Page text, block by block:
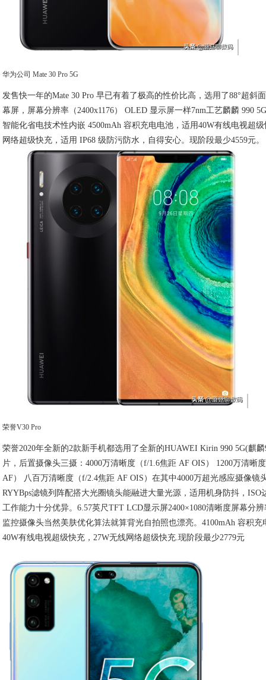
华为公司 Mate 30 Pro 5G
发售快一年的Mate 30 Pro 早已有着了极高的性价比高，选用了88°超斜
幕屏，屏幕分辨率（2400x1176） OLED 显示屏一样7nm工艺麟麟 990
智能化省电技术性内嵌 4500mAh 容积充电电池，适用40W有线电视超
网络超级快充，适用 IP68 级防污防水，自得安心。现阶段最少4559元。
荣誉V30 Pro
荣誉2020年全新的2款新手机都选用了全新的HUAWEI Kirin 990 5G(麒
片，后置摄像头三摄：4000万清晰度（f/1.6焦距 AF OIS） 1200万清晰
AF） 八百万清晰度（f/2.4焦距 AF OIS）在其中4000万超光感应摄像镜
RYYBps滤镜列阵配搭大光圈镜头能融进大量光源，适用机身防抖，ISO
工作能力十分优异。6.57英尺TFT LCD显示屏2400×1080清晰度屏幕分
监控摄像头当然美肤优化算法就算背光自拍照也漂亮。4100mAh 容积充
40W有线电视超级快充，27W无线网络超级快充.现阶段最少2779元